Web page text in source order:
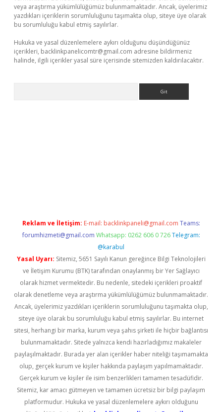
veya araştırma yükümlülüğümüz bulunmamaktadır. Ancak, üyelerimiz
yazdıkları içeriklerin sorumluluğunu taşımakta olup, siteye üye olarak
bu sorumluluğu kabul etmiş sayılırlar.
Hukuka ve yasal düzenlemelere aykırı olduğunu düşündüğünüz
içerikleri, backlinkpanelicomtr@gmail.com adresine bildirmeniz
halinde, ilgili içerikler yasal süre içerisinde sitemizden kaldırılacaktır.
Reklam ve İletişim: E-mail: backlinkpaneli@gmail.com Teams:
forumhizmeti@gmail.com Whatsapp: 0262 606 0 726 Telegram:
@karabul
Yasal Uyarı: Sitemiz, 5651 Sayılı Kanun gereğince Bilgi Teknolojileri
ve İletişim Kurumu (BTK) tarafından onaylanmış bir Yer Sağlayıcı
olarak hizmet vermektedir. Bu nedenle, sitedeki içerikleri proaktif
olarak denetleme veya araştırma yükümlülüğümüz bulunmamaktadır.
Ancak, üyelerimiz yazdıkları içeriklerin sorumluluğunu taşımakta olup,
siteye üye olarak bu sorumluluğu kabul etmiş sayılırlar. Bu internet
sitesi, herhangi bir marka, kurum veya şahıs şirketi ile hiçbir bağlantısı
bulunmamaktadır. Sitede yalnızca kendi hazırladığımız makaleler
paylaşılmaktadır. Burada yer alan içerikler haber niteliği taşımamakta
olup, gerçek kurum ve kişiler hakkında paylaşım yapılmamaktadır.
Gerçek kurum ve kişiler ile isim benzerlikleri tamamen tesadüfidir.
Sitemiz, kar amacı gütmeyen ve tamamen ücretsiz bir bilgi paylaşım
platformudur. Hukuka ve yasal düzenlemelere aykırı olduğunu